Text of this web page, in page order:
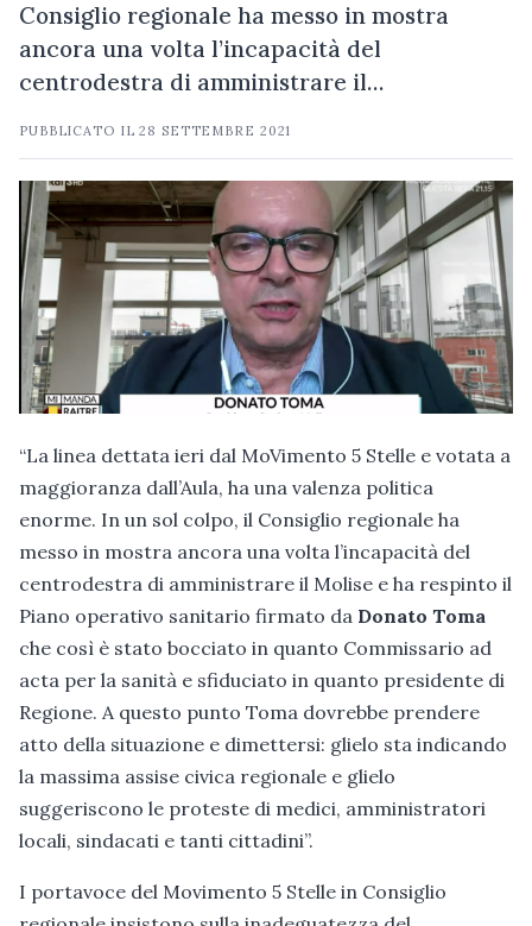
Consiglio regionale ha messo in mostra
ancora una volta l’incapacità del
centrodestra di amministrare il…
PUBBLICATO IL28 SETTEMBRE 2021
“La linea dettata ieri dal MoVimento 5 Stelle e votata a
maggioranza dall’Aula, ha una valenza politica
enorme. In un sol colpo, il Consiglio regionale ha
messo in mostra ancora una volta l’incapacità del
centrodestra di amministrare il Molise e ha respinto il
Piano operativo sanitario firmato da Donato Toma
che così è stato bocciato in quanto Commissario ad
acta per la sanità e sfiduciato in quanto presidente di
Regione. A questo punto Toma dovrebbe prendere
atto della situazione e dimettersi: glielo sta indicando
la massima assise civica regionale e glielo
suggeriscono le proteste di medici, amministratori
locali, sindacati e tanti cittadini”.
I portavoce del Movimento 5 Stelle in Consiglio